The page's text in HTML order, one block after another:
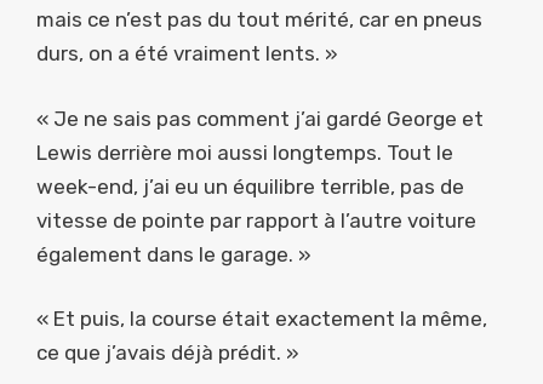
mais ce n’est pas du tout mérité, car en pneus
durs, on a été vraiment lents. »
« Je ne sais pas comment j’ai gardé George et
Lewis derrière moi aussi longtemps. Tout le
week-end, j’ai eu un équilibre terrible, pas de
vitesse de pointe par rapport à l’autre voiture
également dans le garage. »
« Et puis, la course était exactement la même,
ce que j’avais déjà prédit. »